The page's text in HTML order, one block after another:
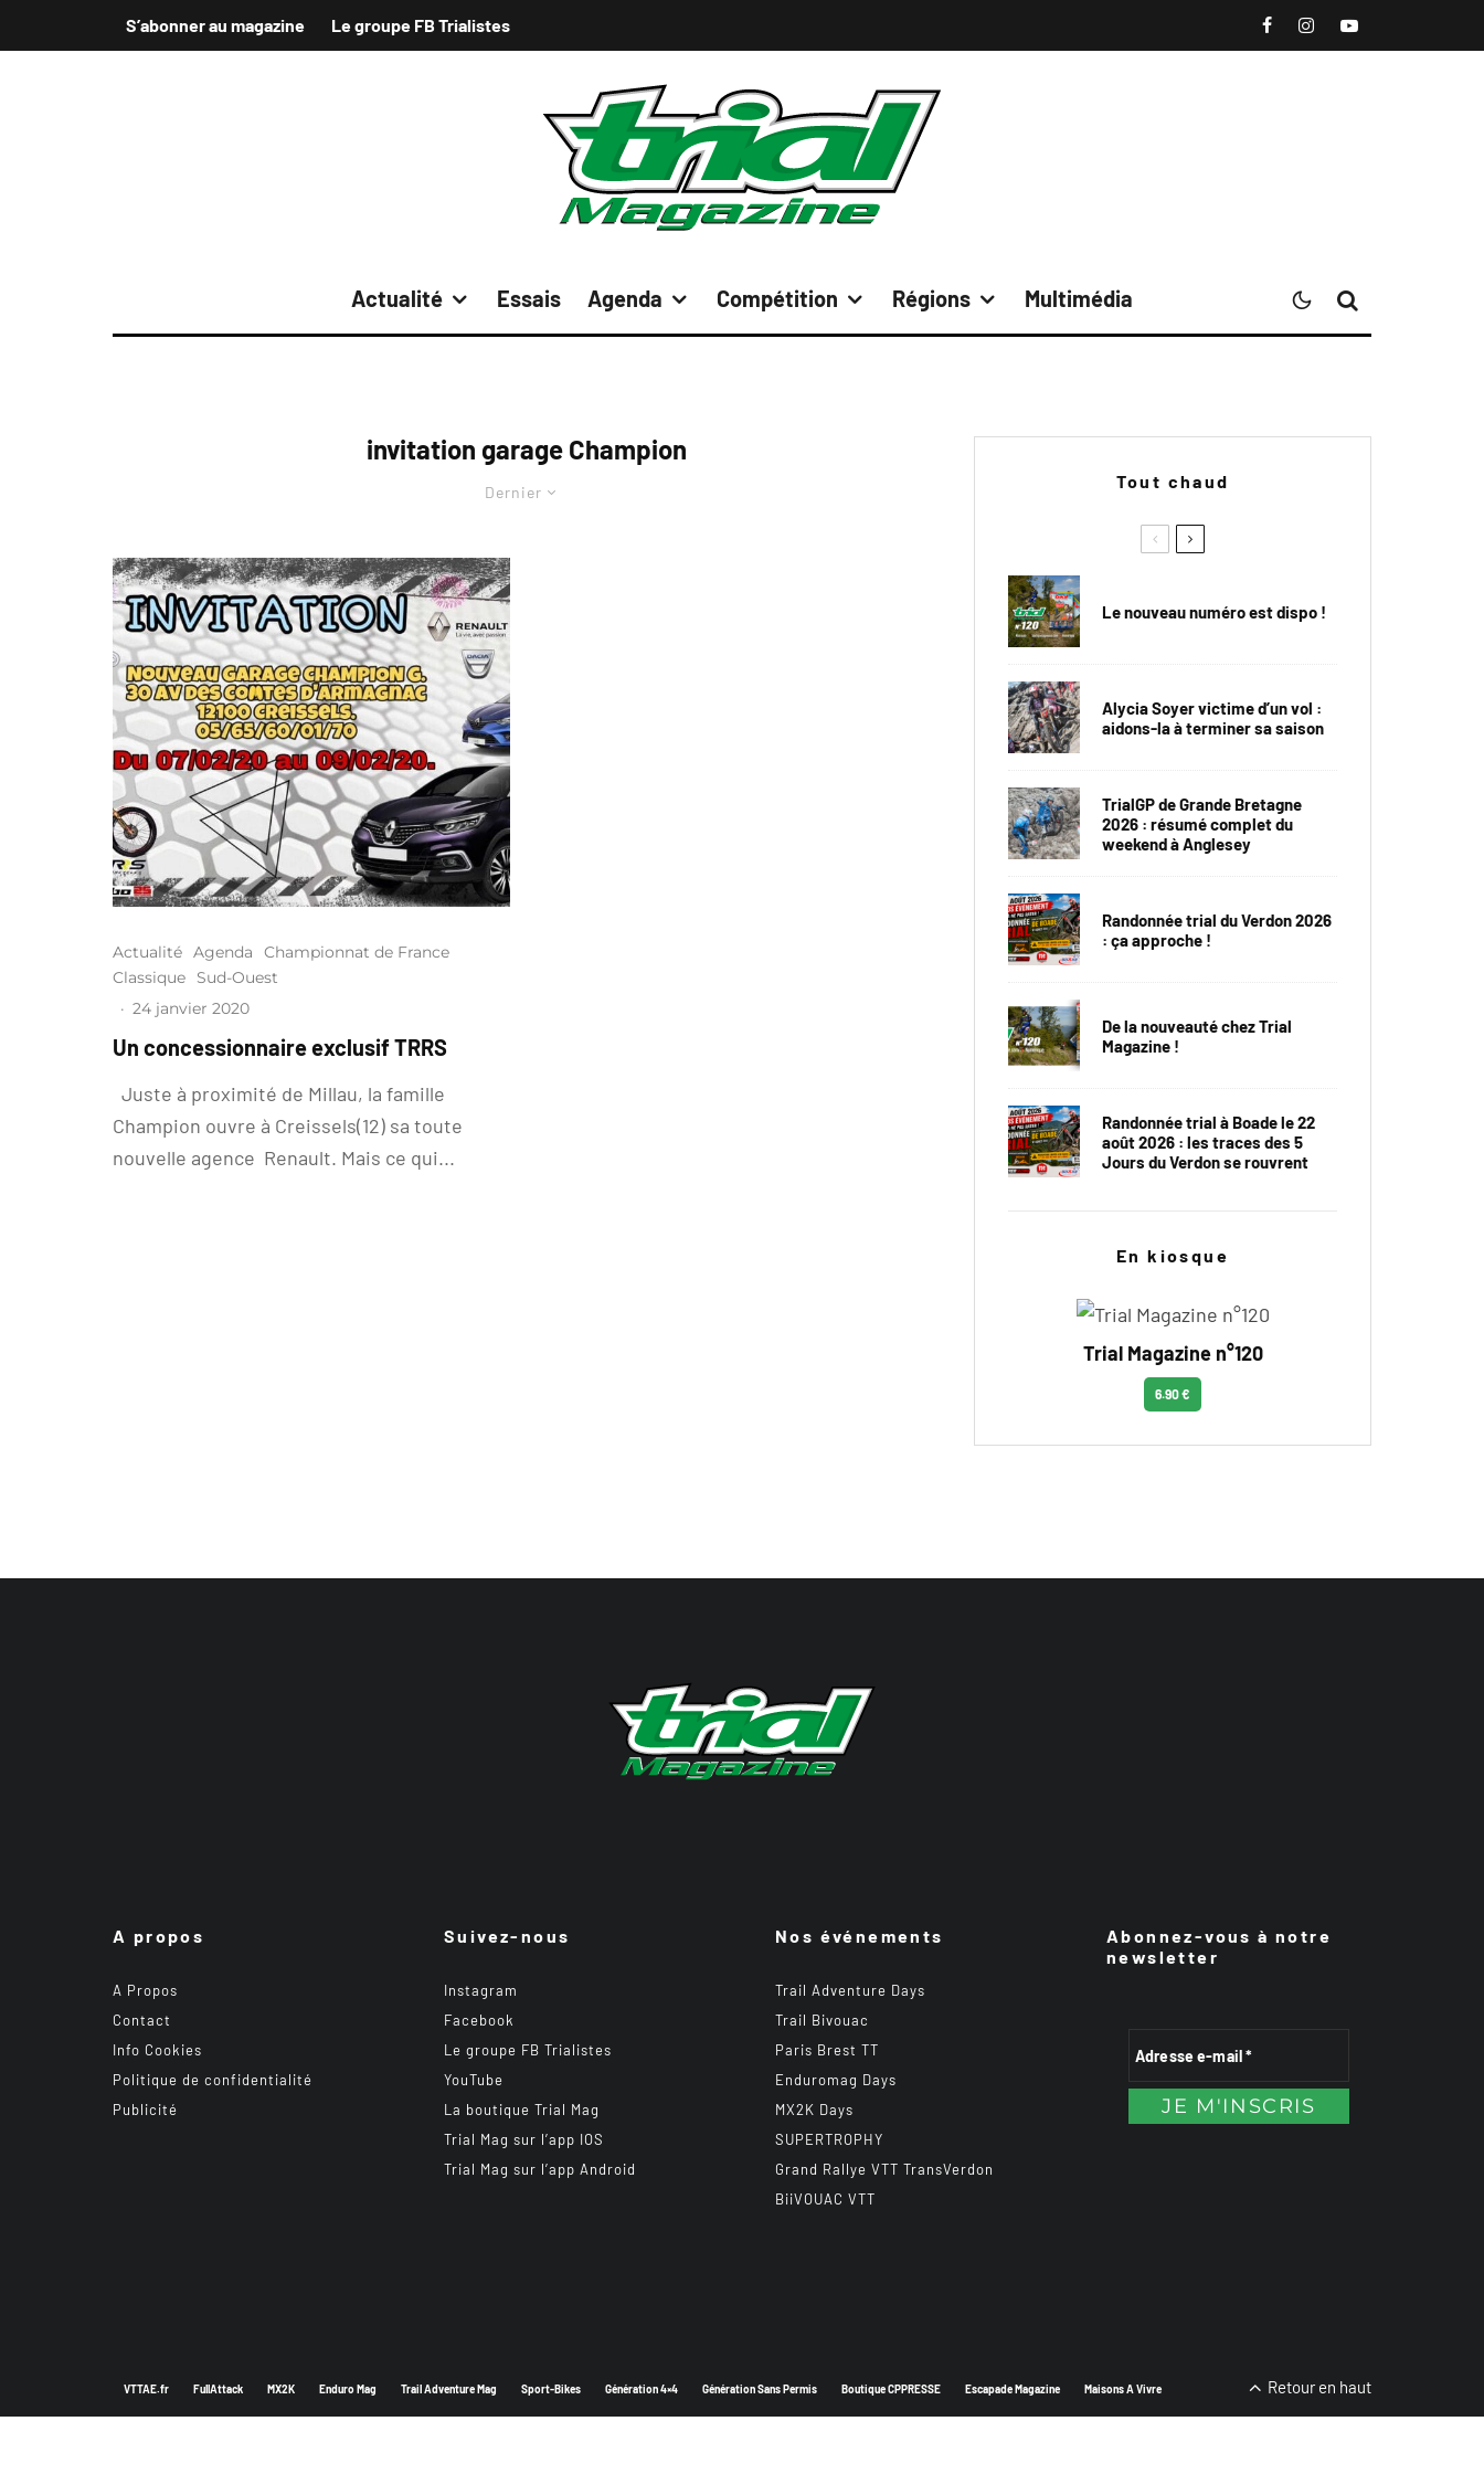
S’abonner au magazine Le groupe FB Trialistes
Actualité Essais Agenda Compétition Régions Multimédia
invitation garage Champion
Dernier
Actualité Agenda
Championnat de France
Classique
Sud-Ouest
· 24 janvier 2020
Un concessionnaire exclusif TRRS
Juste à proximité de Millau, la famille
Champion ouvre à Creissels(12) sa toute
nouvelle agence Renault. Mais ce qui...
Tout chaud
Le nouveau numéro est dispo !
Alycia Soyer victime d’un vol :
aidons-la à terminer sa saison
TrialGP de Grande Bretagne
2026 : résumé complet du
weekend à Anglesey
Randonnée trial du Verdon 2026
: ça approche !
De la nouveauté chez Trial
Magazine !
Randonnée trial à Boade le 22
août 2026 : les traces des 5
Jours du Verdon se rouvrent
En kiosque
Trial Magazine n°120
6.90 €
A propos
A Propos
Contact
Info Cookies
Politique de confidentialité
Publicité
Suivez-nous
Instagram
Facebook
Le groupe FB Trialistes
YouTube
La boutique Trial Mag
Trial Mag sur l’app IOS
Trial Mag sur l’app Android
Nos événements
Trail Adventure Days
Trail Bivouac
Paris Brest TT
Enduromag Days
MX2K Days
SUPERTROPHY
Grand Rallye VTT TransVerdon
BiiVOUAC VTT
Abonnez-vous à notre
newsletter
VTTAE.fr FullAttack MX2K Enduro Mag Trail Adventure Mag Sport-Bikes Génération 4×4 Génération Sans Permis Boutique CPPRESSE Escapade Magazine Maisons A Vivre Retour en haut